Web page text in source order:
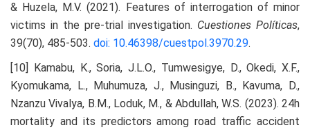
& Huzela, M.V. (2021). Features of interrogation of minor
victims in the pre-trial investigation. Cuestiones Políticas,
39(70), 485-503. doi: 10.46398/cuestpol.3970.29.
[10] Kamabu, K., Soria, J.L.O., Tumwesigye, D., Okedi, X.F.,
Kyomukama, L., Muhumuza, J., Musinguzi, B., Kavuma, D.,
Nzanzu Vivalya, B.M., Loduk, M., & Abdullah, W.S. (2023). 24h
mortality and its predictors among road traffic accident